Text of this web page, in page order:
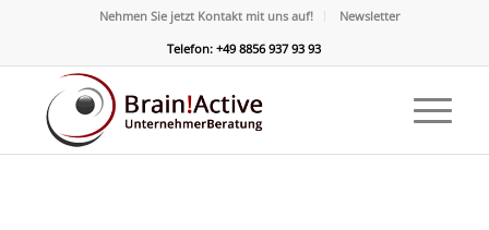
Nehmen Sie jetzt Kontakt mit uns auf!
Newsletter
Telefon: +49 8856 937 93 93